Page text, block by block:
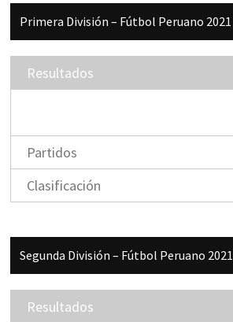
Barra
lateral
principal
Primera División – Fútbol Peruano 2021
Resultados
Partidos
Clasificación
Segunda División – Fútbol Peruano 2021
Resultados